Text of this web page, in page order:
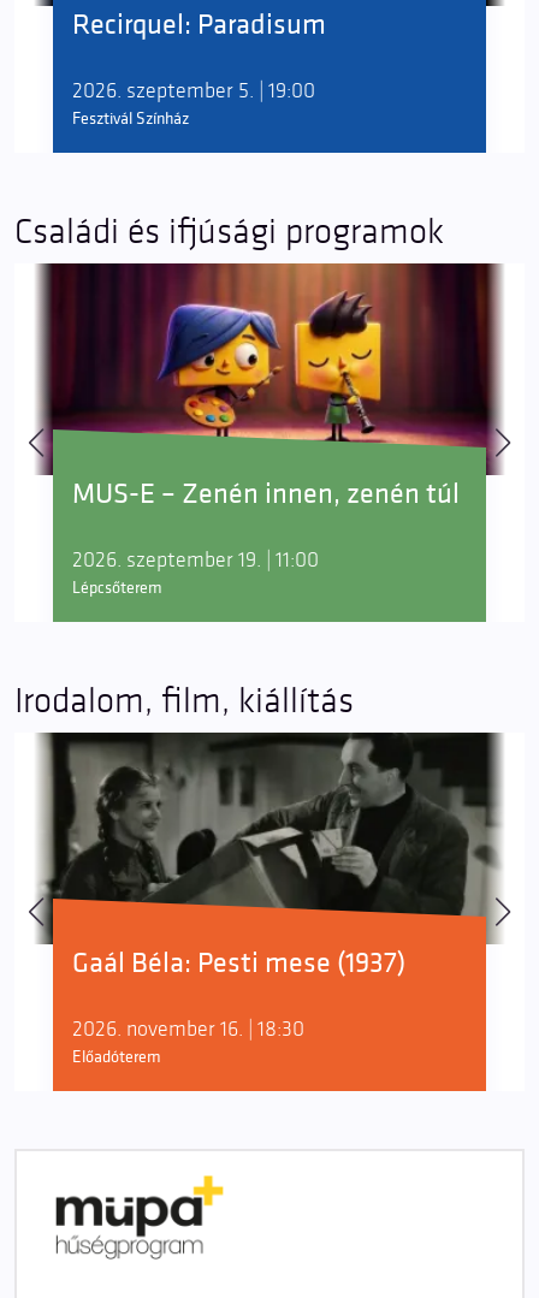
Recirquel: Paradisum
2026. szeptember 5. | 19:00
Fesztivál Színház
Családi és ifjúsági programok
MUS-E – Zenén innen, zenén túl
2026. szeptember 19. | 11:00
Lépcsőterem
Irodalom, film, kiállítás
Gaál Béla: Pesti mese (1937)
2026. november 16. | 18:30
Előadóterem